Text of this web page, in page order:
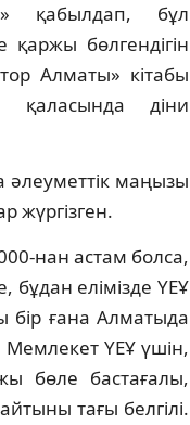
қабылдап, бұл
қаржы бөлгендiгiн
Алматы» кiтабы
қаласында дiни
әлеуметтiк маңызы
жүргiзген.
нан астам болса,
бұдан елiмiзде ҮЕҰ
бiр ғана Алматыда
Мемлекет ҮЕҰ үшiн,
бөле бастағалы,
тағы белгiлi.